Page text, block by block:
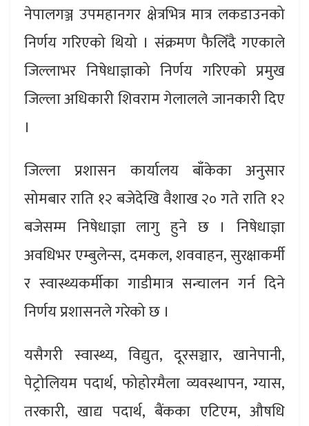
नेपालगञ्ज उपमहानगर क्षेत्रभित्र मात्र लकडाउनको
निर्णय गरिएको थियो । संक्रमण फैलिँदै गएकाले
जिल्लाभर निषेधाज्ञाको निर्णय गरिएको प्रमुख
जिल्ला अधिकारी शिवराम गेलालले जानकारी दिए
।
जिल्ला प्रशासन कार्यालय बाँकेका अनुसार
सोमबार राति १२ बजेदेखि वैशाख २० गते राति १२
बजेसम्म निषेधाज्ञा लागु हुने छ । निषेधाज्ञा
अवधिभर एम्बुलेन्स, दमकल, शववाहन, सुरक्षाकर्मी
र स्वास्थ्यकर्मीका गाडीमात्र सन्चालन गर्न दिने
निर्णय प्रशासनले गरेको छ ।
यसैगरी स्वास्थ्य, विद्युत, दूरसञ्चार, खानेपानी,
पेट्रोलियम पदार्थ, फोहोरमैला व्यवस्थापन, ग्यास,
तरकारी, खाद्य पदार्थ, बैंकका एटिएम, औषधि